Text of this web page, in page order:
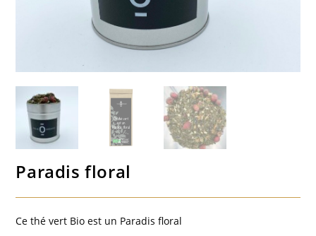
Paradis floral
Ce thé vert Bio est un Paradis floral